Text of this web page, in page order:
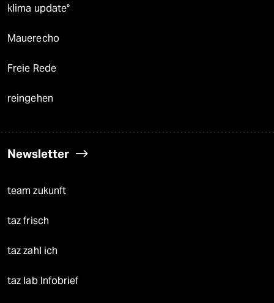
klima update°
Mauerecho
Freie Rede
reingehen
Newsletter
team zukunft
taz frisch
taz zahl ich
taz lab Infobrief